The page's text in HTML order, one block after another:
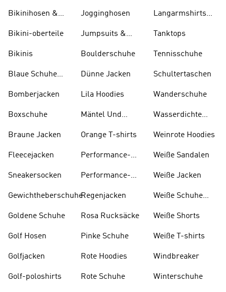
Bikinihosen &
Bikini-oberteile
Bikinis
Blaue Schuhe
Bomberjacken
Boxschuhe
Braune Jacken
Fleecejacken
Sneakersocken
Gewichtheberschuhe
Goldene Schuhe
Golf Hosen
Golfjacken
Golf-poloshirts
Jogginghosen
Jumpsuits &
Boulderschuhe
Dünne Jacken
Lila Hoodies
Mäntel Und
Orange T-shirts
Performance-
Performance-
Regenjacken
Rosa Rucksäcke
Pinke Schuhe
Rote Hoodies
Rote Schuhe
Langarmshirts
Tanktops
Tennisschuhe
Schultertaschen
Wanderschuhe
Wasserdichte
Weinrote Hoodies
W eiße Sandalen
Weiße Jacken
Weiße Schuhe
Weiße Shorts
Weiße T-shirts
Windbreaker
Winterschuhe